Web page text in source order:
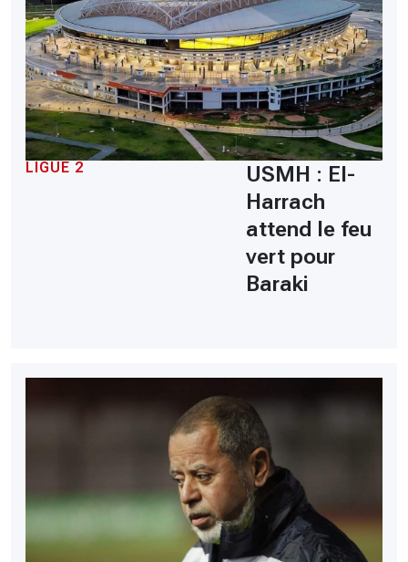
LIGUE 2
USMH : El-
Harrach
attend le feu
vert pour
Baraki